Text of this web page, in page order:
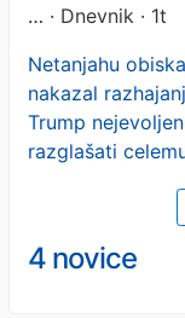
… · Dnevnik · 1t
Netanjahu
nakazal
Trump
razglašati
4 novice